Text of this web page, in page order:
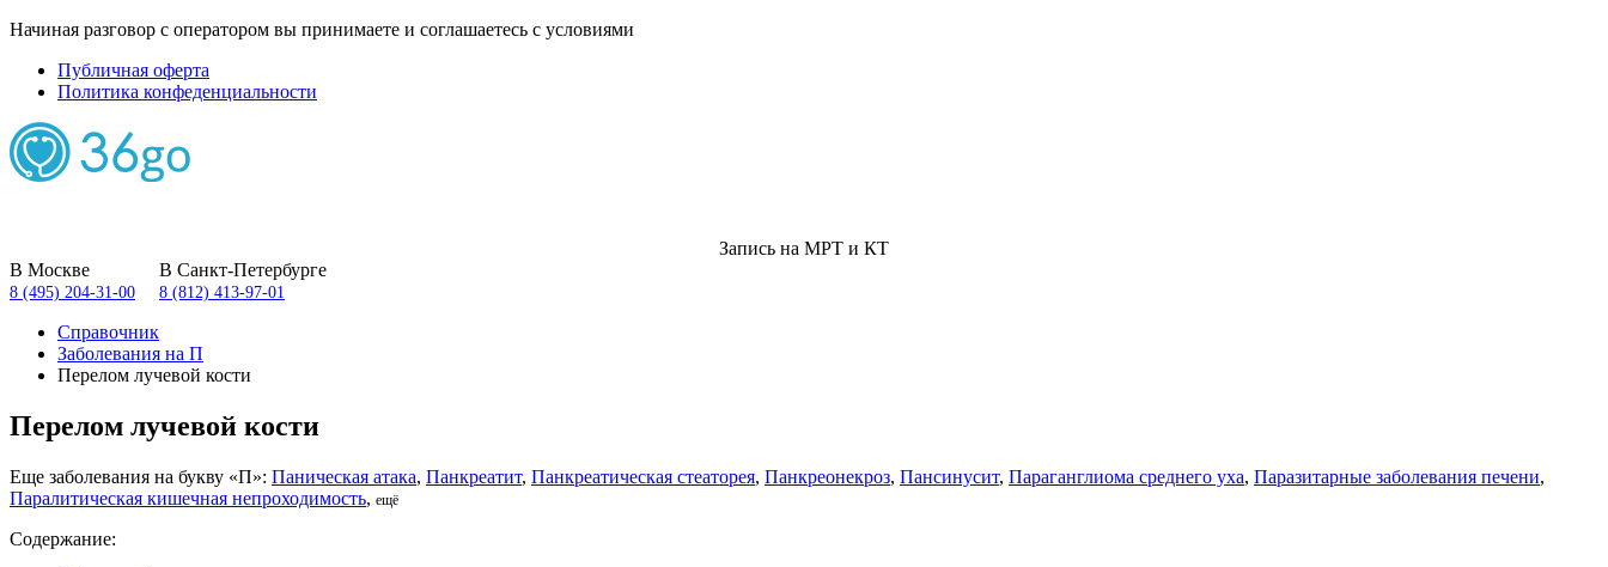
Начиная разговор с оператором вы принимаете и соглашаетесь с условиями
Публичная оферта
Политика конфеденциальности
Запись на МРТ и КТ
В Москве
8 (495) 204-31-00
В Санкт-Петербурге
8 (812) 413-97-01
Справочник
Заболевания на П
Перелом лучевой кости
Перелом лучевой кости
Еще заболевания на букву «П»: Паническая атака, Панкреатит, Панкреатическая стеаторея, Панкреонекроз, Пансинусит, Параганглиома среднего уха, Паразитарные заболевания печени,
Паралитическая кишечная непроходимость, ещё
Содержание: